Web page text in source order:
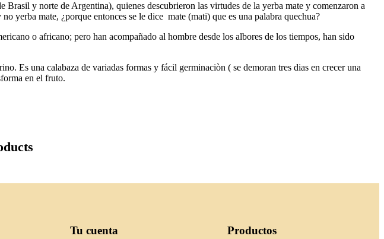
y norte de Argentina), quienes descubrieron las virtudes de la yerba mate y comenzaron a
yerba mate, ¿porque entonces se le dice mate (mati) que es una palabra quechua?
o africano; pero han acompañado al hombre desde los albores de los tiempos, han sido
Es una calabaza de variadas formas y fácil germinaciòn ( se demoran tres dias en crecer una
en el fruto.
Tu cuenta Productos